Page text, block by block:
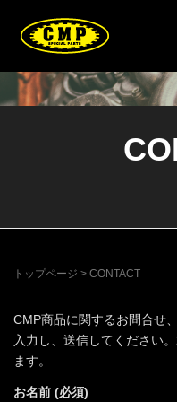
トップページ > CONTACT
CMP商品に関するお問合せ
入力し、送信してください
ます。
お名前 (必須)